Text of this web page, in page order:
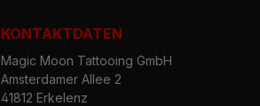
KONTAKTDATEN
Magic Moon Tattooing GmbH
Amsterdamer Allee 2
41812 Erkelenz